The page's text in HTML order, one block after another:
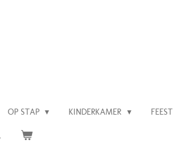
OP STAP KINDERKAMER FEEST